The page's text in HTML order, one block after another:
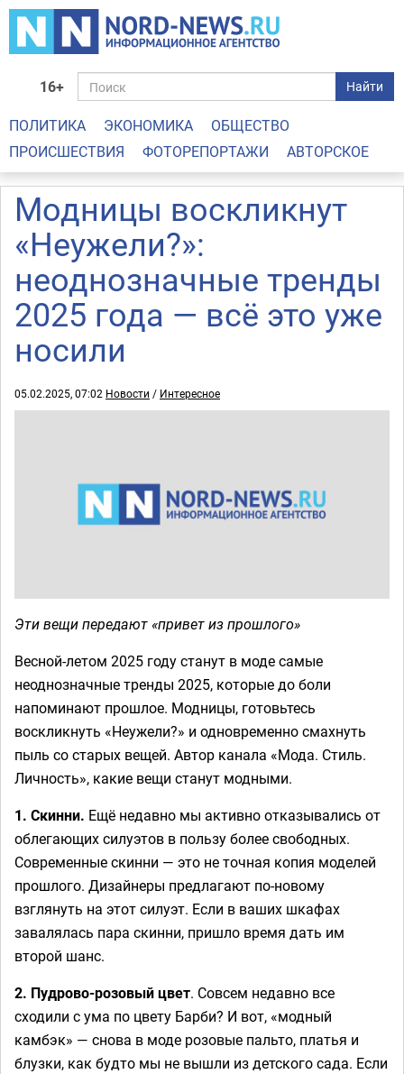
16+ Найти
ПОЛИТИКА ЭКОНОМИКА
ОБЩЕСТВО
ПРОИСШЕСТВИЯ
ФОТОРЕПОРТАЖИ АВТОРСКОЕ
Модницы воскликнут
«Неужели?»:
неоднозначные тренды
2025 года — всё это уже
носили
05.02.2025, 07:02 Новости / Интересное
Эти вещи передают «привет из прошлого»
Весной-летом 2025 году станут в моде самые
неоднозначные тренды 2025, которые до боли
напоминают прошлое. Модницы, готовьтесь
воскликнуть «Неужели?» и одновременно смахнуть
пыль со старых вещей. Автор канала «Мода. Стиль.
Личность», какие вещи станут модными.
1. Скинни. Ещё недавно мы активно отказывались от
облегающих силуэтов в пользу более свободных.
Современные скинни — это не точная копия моделей
прошлого. Дизайнеры предлагают по-новому
взглянуть на этот силуэт. Если в ваших шкафах
завалялась пара скинни, пришло время дать им
второй шанс.
2. Пудрово-розовый цвет. Совсем недавно все
сходили с ума по цвету Барби? И вот, «модный
камбэк» — снова в моде розовые пальто, платья и
блузки, как будто мы не вышли из детского сада. Если